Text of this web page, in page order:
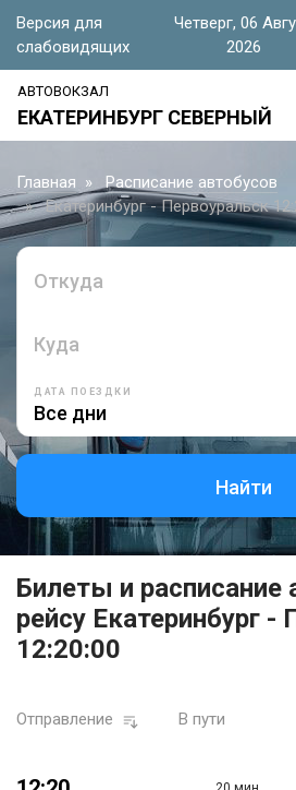
Версия для
слабовидящих
Четверг, 06
2026
АВТОВОКЗАЛ
ЕКАТЕРИНБУРГ СЕВЕРНЫЙ
Главная
Расписание автобусов
Екатеринбург - Первоуральск
Откуда
Куда
ДАТА ПОЕЗДКИ
Найти
Билеты и расписание
рейсу Екатеринбург -
12:20:00
Отправление В пути